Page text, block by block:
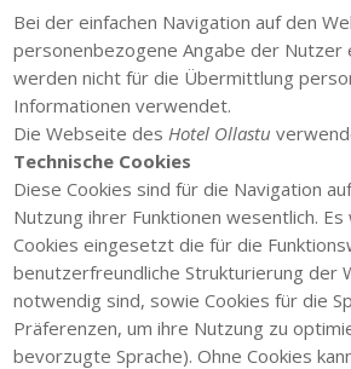
Bei der einfachen Navigation auf den
personenbezogene Angabe der Nutzer
werden nicht für die Übermittlung
Informationen verwendet.
Die Webseite des Hotel Ollastu
Technische Cookies
Diese Cookies sind für die Navigation
Nutzung ihrer Funktionen wesentlich.
Cookies eingesetzt die für die
benutzerfreundliche Strukturierung der
notwendig sind, sowie Cookies für die
Präferenzen, um ihre Nutzung zu
bevorzugte Sprache). Ohne Cookies